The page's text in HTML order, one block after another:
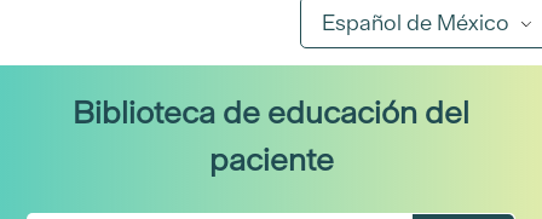
Español de México
Biblioteca de educación del
paciente